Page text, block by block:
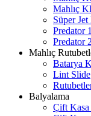
Mahlıç
Süper
Predator
Predator
Mahlıç
Batarya
Lint Slide
Balyalama
Çift